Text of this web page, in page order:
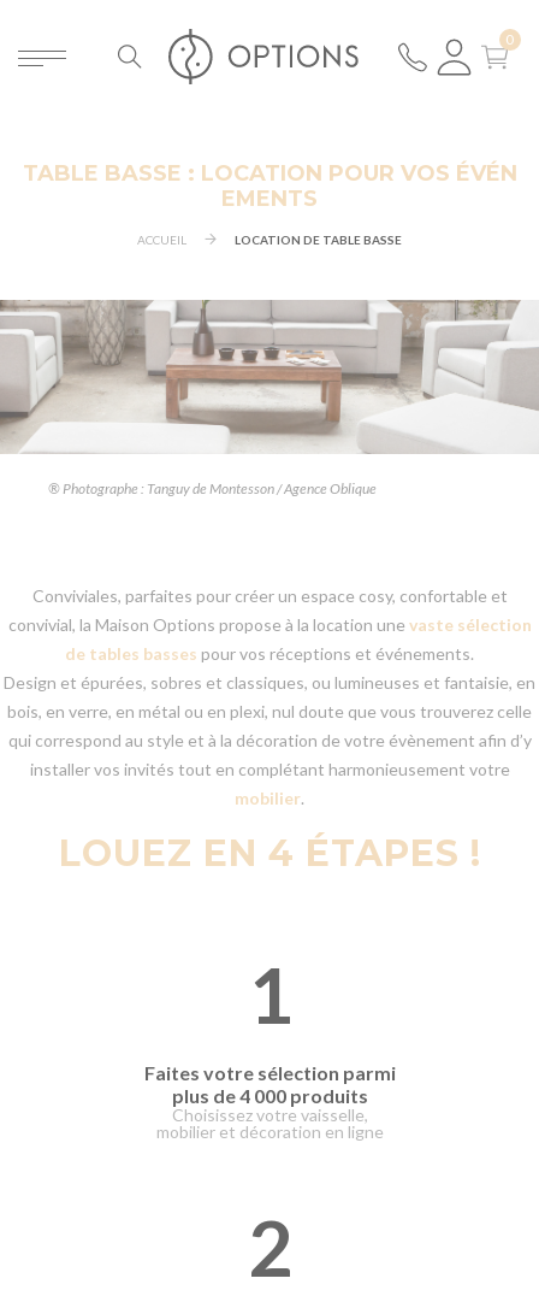
TABLE BASSE : LOCATION POUR VOS ÉVÉN
EMENTS
ACCUEIL LOCATION DE TABLE BASSE
® Photographe : Tanguy de Montesson / Agence Oblique
Conviviales, parfaites pour créer un espace cosy, confortable et
convivial, la Maison Options propose à la location une vaste sélection
de tables basses pour vos réceptions et événements.
Design et épurées, sobres et classiques, ou lumineuses et fantaisie, en
bois, en verre, en métal ou en plexi, nul doute que vous trouverez celle
qui correspond au style et à la décoration de votre évènement afin d’y
installer vos invités tout en complétant harmonieusement votre
mobilier.
LOUEZ EN 4 ÉTAPES !
1
Faites votre sélection parmi
plus de 4 000 produits
Choisissez votre vaisselle,
mobilier et décoration en ligne
2